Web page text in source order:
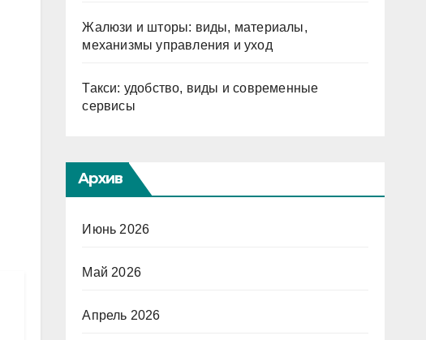
Жалюзи и шторы: виды, материалы,
механизмы управления и уход
Такси: удобство, виды и современные
сервисы
Архив
Июнь 2026
Май 2026
Апрель 2026